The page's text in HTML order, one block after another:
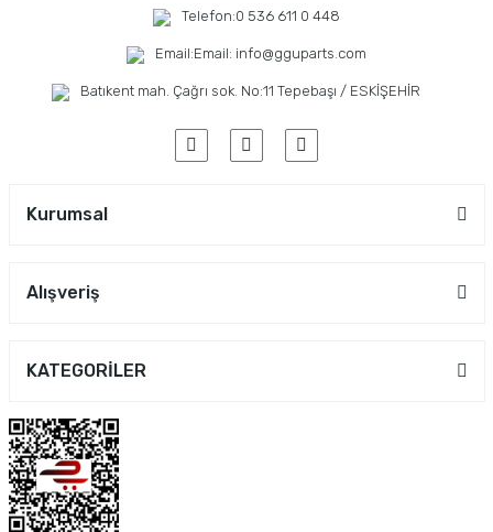
Telefon:0 536 611 0 448
Email:Email: info@gguparts.com
Batıkent mah. Çağrı sok. No:11 Tepebaşı / ESKİŞEHİR
Kurumsal
Alışveriş
KATEGORİLER